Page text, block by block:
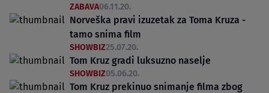
ZABAVA06.11.20.
Norveška pravi izuzetak za Toma Kruza -
tamo snima film
SHOWBIZ25.07.20.
Tom Kruz gradi luksuzno naselje
SHOWBIZ05.06.20.
Tom Kruz prekinuo snimanje filma zbog